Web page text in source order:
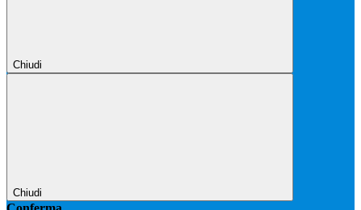
Chiudi
Chiudi